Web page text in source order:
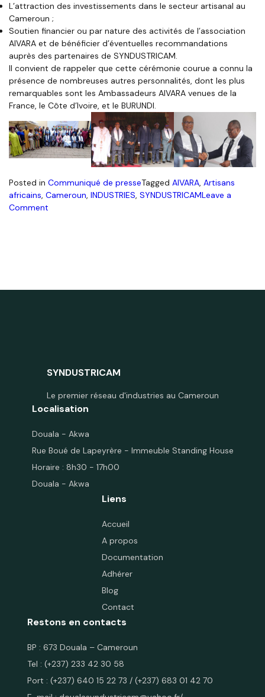
L’attraction des investissements dans le secteur artisanal au
Cameroun ;
Soutien financier ou par nature des activités de l’association
AIVARA et de bénéficier d’éventuelles recommandations
auprès des partenaires de SYNDUSTRICAM.
Il convient de rappeler que cette cérémonie courue a connu la
présence de nombreuses autres personnalités, dont les plus
remarquables sont les Ambassadeurs AIVARA venues de la
France, le Côte d’Ivoire, et le BURUNDI.
Posted in Communiqué de presseTagged AIVARA, Artisans
africains, Cameroun, INDUSTRIES, SYNDUSTRICAMLeave a
Comment
SYNDUSTRICAM
Le premier réseau d'industries au Cameroun
Localisation
Douala - Akwa
Rue Boué de Lapeyrère - Immeuble Standing House
Horaire : 8h30 - 17h00
Douala - Akwa
Liens
Accueil
A propos
Documentation
Adhérer
Blog
Contact
Restons en contacts
BP : 673 Douala – Cameroun
Tel : (+237) 233 42 30 58
Port : (+237) 640 15 22 73 / (+237) 683 01 42 70